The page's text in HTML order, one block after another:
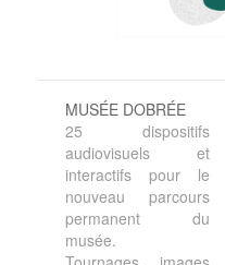
MUSÉE DOBRÉE
25 dispositifs
audiovisuels et
interactifs pour le
nouveau parcours
permanent du
musée.